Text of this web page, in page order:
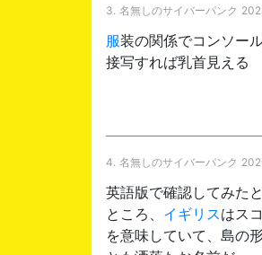
3. 名無しのサイバーパンク
服装の関係でコンソー
接写すれば乳首見える
4. 名無しのサイバーパンク
英語版で確認してみた
ところ、 イギリスはス
を意味していて、島の